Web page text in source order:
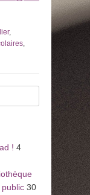
,
,
! 4
public 30